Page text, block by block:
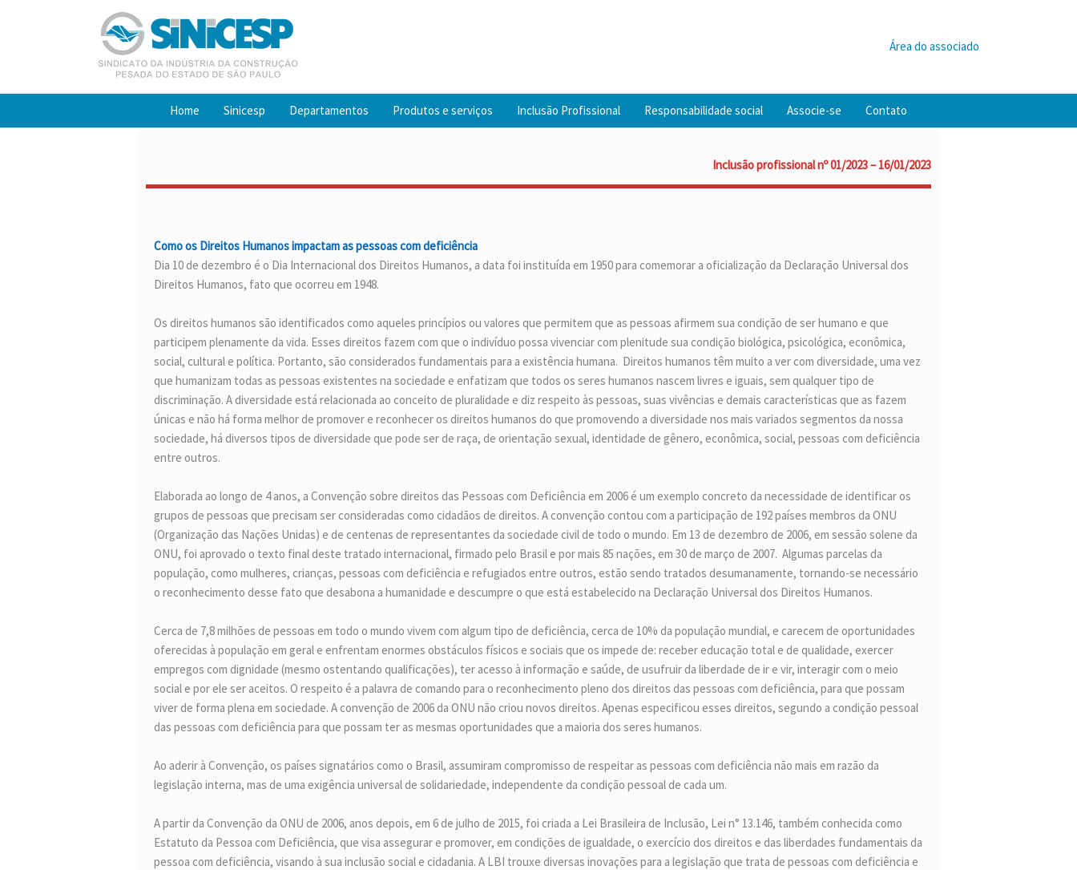
Área do associado
Home Sinicesp Departamentos Produtos e serviços Inclusão Profissional Responsabilidade social Associe-se Contato
Inclusão profissional nº 01/2023 – 16/01/2023
Como os Direitos Humanos impactam as pessoas com deficiência
Dia 10 de dezembro é o Dia Internacional dos Direitos Humanos, a data foi instituída em 1950 para comemorar a oficialização da Declaração Universal dos
Direitos Humanos, fato que ocorreu em 1948.
Os direitos humanos são identificados como aqueles princípios ou valores que permitem que as pessoas afirmem sua condição de ser humano e que
participem plenamente da vida. Esses direitos fazem com que o indivíduo possa vivenciar com plenitude sua condição biológica, psicológica, econômica,
social, cultural e política. Portanto, são considerados fundamentais para a existência humana. Direitos humanos têm muito a ver com diversidade, uma vez
que humanizam todas as pessoas existentes na sociedade e enfatizam que todos os seres humanos nascem livres e iguais, sem qualquer tipo de
discriminação. A diversidade está relacionada ao conceito de pluralidade e diz respeito às pessoas, suas vivências e demais características que as fazem
únicas e não há forma melhor de promover e reconhecer os direitos humanos do que promovendo a diversidade nos mais variados segmentos da nossa
sociedade, há diversos tipos de diversidade que pode ser de raça, de orientação sexual, identidade de gênero, econômica, social, pessoas com deficiência
entre outros.
Elaborada ao longo de 4 anos, a Convenção sobre direitos das Pessoas com Deficiência em 2006 é um exemplo concreto da necessidade de identificar os
grupos de pessoas que precisam ser consideradas como cidadãos de direitos. A convenção contou com a participação de 192 países membros da ONU
(Organização das Nações Unidas) e de centenas de representantes da sociedade civil de todo o mundo. Em 13 de dezembro de 2006, em sessão solene da
ONU, foi aprovado o texto final deste tratado internacional, firmado pelo Brasil e por mais 85 nações, em 30 de março de 2007. Algumas parcelas da
população, como mulheres, crianças, pessoas com deficiência e refugiados entre outros, estão sendo tratados desumanamente, tornando-se necessário
o reconhecimento desse fato que desabona a humanidade e descumpre o que está estabelecido na Declaração Universal dos Direitos Humanos.
Cerca de 7,8 milhões de pessoas em todo o mundo vivem com algum tipo de deficiência, cerca de 10% da população mundial, e carecem de oportunidades
oferecidas à população em geral e enfrentam enormes obstáculos físicos e sociais que os impede de: receber educação total e de qualidade, exercer
empregos com dignidade (mesmo ostentando qualificações), ter acesso à informação e saúde, de usufruir da liberdade de ir e vir, interagir com o meio
social e por ele ser aceitos. O respeito é a palavra de comando para o reconhecimento pleno dos direitos das pessoas com deficiência, para que possam
viver de forma plena em sociedade. A convenção de 2006 da ONU não criou novos direitos. Apenas especificou esses direitos, segundo a condição pessoal
das pessoas com deficiência para que possam ter as mesmas oportunidades que a maioria dos seres humanos.
Ao aderir à Convenção, os países signatários como o Brasil, assumiram compromisso de respeitar as pessoas com deficiência não mais em razão da
legislação interna, mas de uma exigência universal de solidariedade, independente da condição pessoal de cada um.
A partir da Convenção da ONU de 2006, anos depois, em 6 de julho de 2015, foi criada a Lei Brasileira de Inclusão, Lei n° 13.146, também conhecida como
Estatuto da Pessoa com Deficiência, que visa assegurar e promover, em condições de igualdade, o exercício dos direitos e das liberdades fundamentais da
pessoa com deficiência, visando à sua inclusão social e cidadania. A LBI trouxe diversas inovações para a legislação que trata de pessoas com deficiência e